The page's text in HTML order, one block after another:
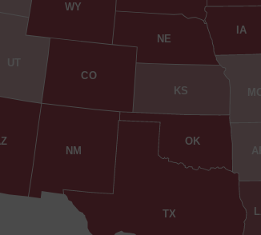
CO
IA
KS
NE
NM
OK
TX
UT
WY